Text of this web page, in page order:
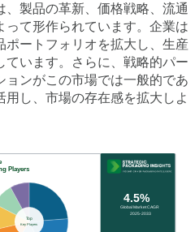
製品の革新、価格戦略、流通
って形作られています。企業は
ートフォリオを拡大し、生産
います。さらに、戦略的パー
ョンがこの市場では一般的であ
用し、市場の存在感を拡大しよ